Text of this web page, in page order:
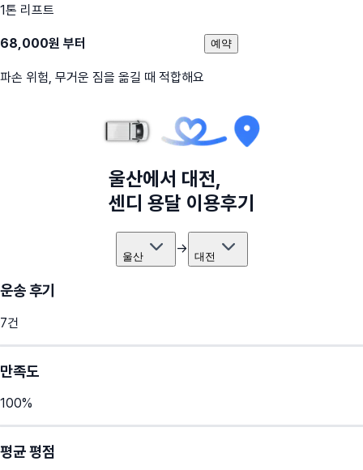
1톤 리프트
68,000원 부터
파손 위험, 무거운 짐을 옮길 때 적합해요
예약
울산에서 대전,
센디 용달 이용후기
울산 → 대전
운송 후기
7건
만족도
100%
평균 평점